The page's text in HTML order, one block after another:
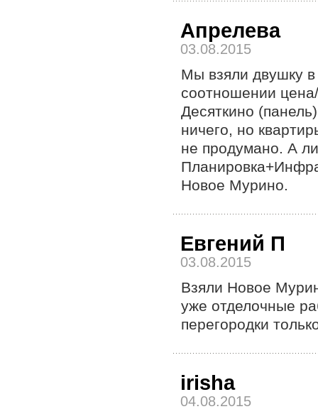
Апрелева
03.08.2015
Мы взяли двушку
соотношении
Десяткино
ничего, но
не продумано. А
Новое Мурино.
Евгений П
03.08.2015
Взяли Новое
уже отделочные
перегородки
irisha
04.08.2015